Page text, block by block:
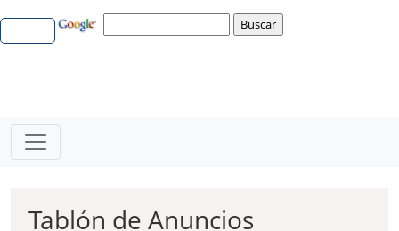
Tablón de Anuncios